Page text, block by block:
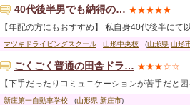
40代後半男でも納得の… ★★★★★
【年配の方にもおすすめ】 私自身40代後半にて
マツキドライビングスクール 山形中央校 (山形県 山形
ごくごく普通の田舎ドラ… ★★★☆☆
【下手だったりコミュニケーションが苦手だと
新庄第一自動車学校 (山形県 新庄市)